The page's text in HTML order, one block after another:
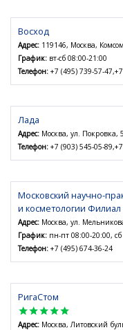
Восход
Адрес: 119146, Москва,
График: вт-сб 08:00-21:00
Телефон: +7 (495) 739-57-
Лада
Адрес: Москва, ул. Покровка,
Телефон: +7 (903) 545-05-
Московский научно-
и косметологии
Адрес: Москва, ул.
График: пн-пт 08:00-20:00,
Телефон: +7 (495) 674-36-24
РигаСтом
star
star
star
star
star
Адрес: Москва, Литовский